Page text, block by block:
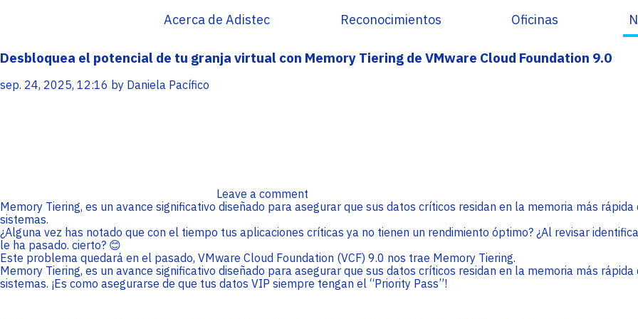
Programs
ofrece programas específicos para
proveedores de servicios basados en el
Negocio encargada de entregar servicios en
modalidad de Nube permitiendo ofrecer
implementación de Oracle Netsuite a nivel
regional, con un equipo de profesionales
altamente capacitados y con amplia
experiencia.
Latina, con más de 300 empleados.
países donde Adistec tiene presencia.
Acerca de Adistec Reconocimientos Oficinas
Desbloquea el potencial de tu granja virtual con Memory Tiering de VMware Cloud Foundation 9.0
sep. 24, 2025, 12:16 by Daniela Pacífico
Leave a comment
Memory Tiering, es un avance significativo diseñado para asegurar que sus datos críticos residan en la memoria más
sistemas.
¿Alguna vez has notado que con el tiempo tus aplicaciones críticas ya no tienen un rendimiento óptimo? ¿Al revisar
le ha pasado. cierto? 😊
Este problema quedará en el pasado, VMware Cloud Foundation (VCF) 9.0 nos trae Memory Tiering.
Memory Tiering, es un avance significativo diseñado para asegurar que sus datos críticos residan en la memoria más
sistemas. ¡Es como asegurarse de que tus datos VIP siempre tengan el “Priority Pass”!